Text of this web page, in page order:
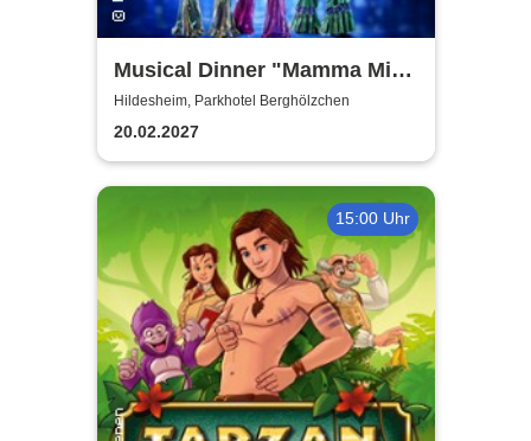
Musical Dinner "Mamma Mia
Special"
Hildesheim, Parkhotel Berghölzchen
20.02.2027
15:00 Uhr